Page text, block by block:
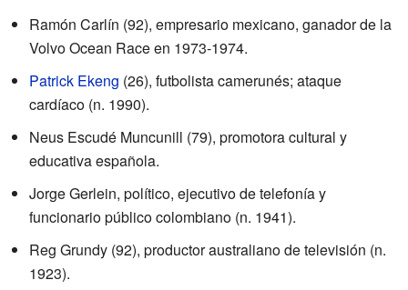
Ramón Carlín (92), empresario mexicano, ganador de la
Volvo Ocean Race en 1973-1974.
Patrick Ekeng (26), futbolista camerunés; ataque
cardíaco (n. 1990).
Neus Escudé Muncunill (79), promotora cultural y
educativa española.
Jorge Gerlein, político, ejecutivo de telefonía y
funcionario público colombiano (n. 1941).
Reg Grundy (92), productor australiano de televisión (n.
1923).